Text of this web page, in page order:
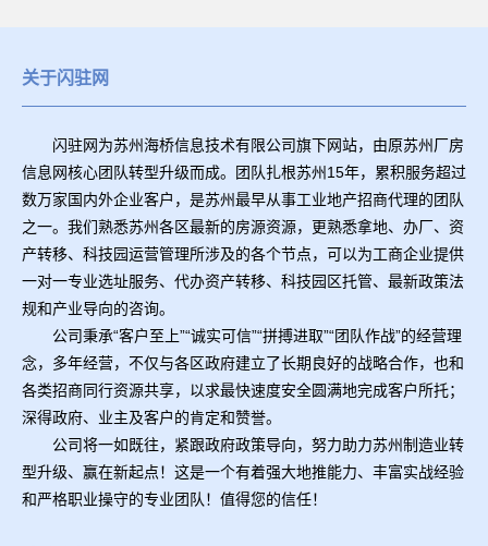
关于闪驻网
闪驻网为苏州海桥信息技术有限公司旗下网站，由原苏州厂房
信息网核心团队转型升级而成。团队扎根苏州15年，累积服务超过
数万家国内外企业客户，是苏州最早从事工业地产招商代理的团队
之一。我们熟悉苏州各区最新的房源资源，更熟悉拿地、办厂、资
产转移、科技园运营管理所涉及的各个节点，可以为工商企业提供
一对一专业选址服务、代办资产转移、科技园区托管、最新政策法
规和产业导向的咨询。
公司秉承“客户至上”“诚实可信”“拼搏进取”“团队作战”的经营理
念，多年经营，不仅与各区政府建立了长期良好的战略合作，也和
各类招商同行资源共享，以求最快速度安全圆满地完成客户所托；
深得政府、业主及客户的肯定和赞誉。
公司将一如既往，紧跟政府政策导向，努力助力苏州制造业转
型升级、赢在新起点！这是一个有着强大地推能力、丰富实战经验
和严格职业操守的专业团队！值得您的信任！